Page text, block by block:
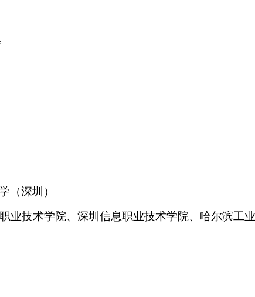
（深圳）
业技术学院、深圳信息职业技术学院、哈尔滨工